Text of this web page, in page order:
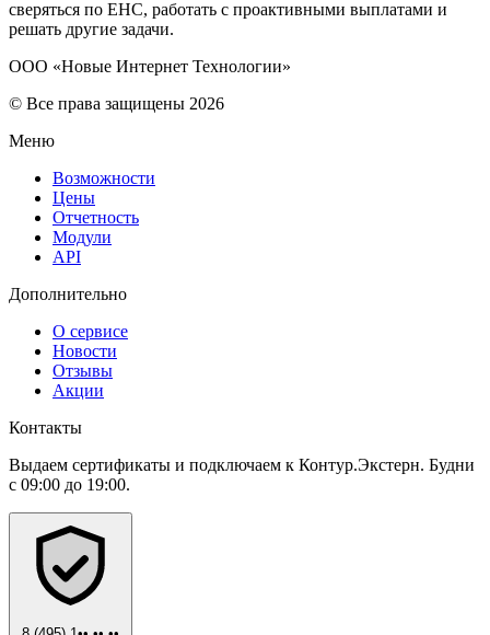
сверяться по ЕНС, работать с проактивными выплатами и
решать другие задачи.
ООО «Новые Интернет Технологии»
© Все права защищены 2026
Меню
Возможности
Цены
Отчетность
Модули
API
Дополнительно
О сервисе
Новости
Отзывы
Акции
Контакты
Выдаем сертификаты и подключаем к Контур.Экстерн. Будни
с 09:00 до 19:00.